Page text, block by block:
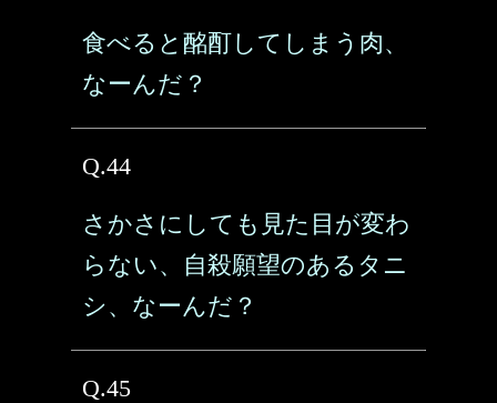
食べると酩酊してしまう肉、
なーんだ？
Q.44
さかさにしても見た目が変わ
らない、自殺願望のあるタニ
シ、なーんだ？
Q.45